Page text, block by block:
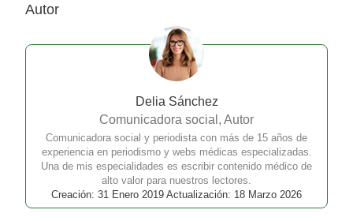
Autor
Delia Sánchez
Comunicadora social, Autor
Comunicadora social y periodista con más de 15 años de
experiencia en periodismo y webs médicas especializadas.
Una de mis especialidades es escribir contenido médico de
alto valor para nuestros lectores.
Creación: 31 Enero 2019 Actualización: 18 Marzo 2026